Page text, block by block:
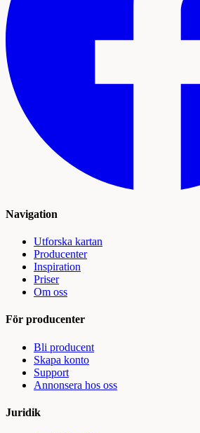
Navigation
Utforska kartan
Producenter
Inspiration
Priser
Om oss
För producenter
Bli producent
Skapa konto
Support
Annonsera hos oss
Juridik